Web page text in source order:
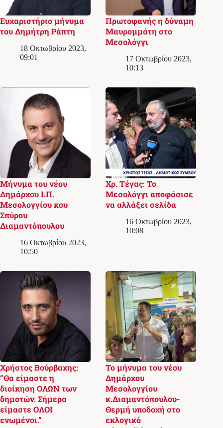
Ευχαριστήριο μήνυμα
του Δημήτρη Ράπτη
18 Οκτωβρίου 2023,
09:01
Πρωτοφανής η δύναμη
Μαυρομμάτη στο
Μεσολόγγι
17 Οκτωβρίου 2023,
10:13
Μήνυμα του νέου
Δημάρχου Ι.Π.
Μεσολογγίου κου
Σπύρου
Διαμαντόπουλου
16 Οκτωβρίου 2023,
10:50
Χρ. Τέγας: Το
Μεσολόγγι αποφάσισε
να αλλάξει σελίδα
16 Οκτωβρίου 2023,
10:08
Χρήστος Βούρβαχης:
“Θα είμαστε η
διοίκηση ΟΛΩΝ των
δημοτών. Σήμερα
είμαστε ΟΛΟΙ
ενωμένοι.”
Το μήνυμα του νέου
Δημάρχου
Μεσολογγίου
κ.Διαμαντόπουλου-
Θερμή υποδοχή στο
εκλογικό